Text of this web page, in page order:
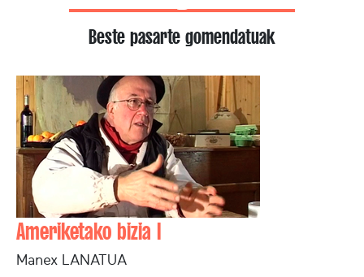
Beste pasarte gomendatuak
Ameriketako bizia I
Manex LANATUA